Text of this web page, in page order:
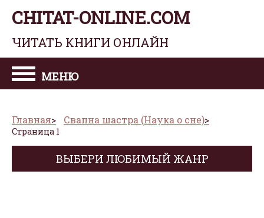
CHITAT-ONLINE.COM
ЧИТАТЬ КНИГИ ОНЛАЙН
МЕНЮ
Главная Свапна шастра (Наука о сне)
Страница 1
ВЫБЕРИ ЛЮБИМЫЙ ЖАНР